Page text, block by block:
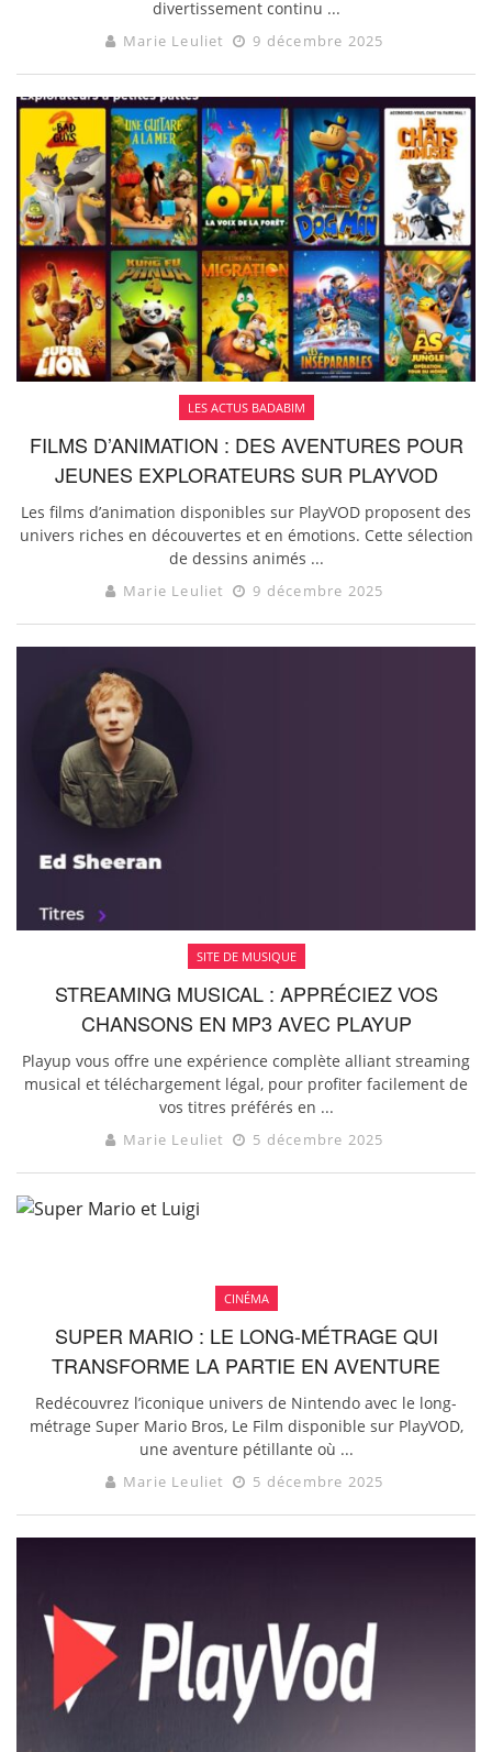
divertissement continu ...
Marie Leuliet 9 décembre 2025
LES ACTUS BADABIM
FILMS D’ANIMATION : DES AVENTURES POUR
JEUNES EXPLORATEURS SUR PLAYVOD
Les films d’animation disponibles sur PlayVOD proposent des
univers riches en découvertes et en émotions. Cette sélection
de dessins animés ...
Marie Leuliet 9 décembre 2025
SITE DE MUSIQUE
STREAMING MUSICAL : APPRÉCIEZ VOS
CHANSONS EN MP3 AVEC PLAYUP
Playup vous offre une expérience complète alliant streaming
musical et téléchargement légal, pour profiter facilement de
vos titres préférés en ...
Marie Leuliet 5 décembre 2025
CINÉMA
SUPER MARIO : LE LONG-MÉTRAGE QUI
TRANSFORME LA PARTIE EN AVENTURE
Redécouvrez l’iconique univers de Nintendo avec le long-
métrage Super Mario Bros, Le Film disponible sur PlayVOD,
une aventure pétillante où ...
Marie Leuliet 5 décembre 2025